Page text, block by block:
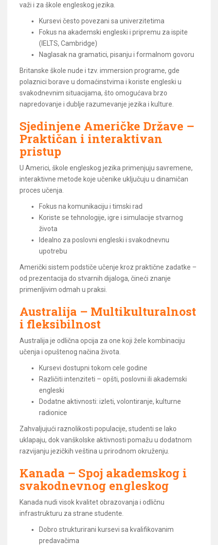
važi i za škole engleskog jezika.
Kursevi često povezani sa univerzitetima
Fokus na akademski engleski i pripremu za ispite
(IELTS, Cambridge)
Naglasak na gramatici, pisanju i formalnom govoru
Britanske škole nude i tzv. immersion programe, gde
polaznici borave u domaćinstvima i koriste engleski u
svakodnevnim situacijama, što omogućava brzo
napredovanje i dublje razumevanje jezika i kulture.
Sjedinjene Američke Države –
Praktičan i interaktivan
pristup
U Americi, škole engleskog jezika primenjuju savremene,
interaktivne metode koje učenike uključuju u dinamičan
proces učenja.
Fokus na komunikaciju i timski rad
Koriste se tehnologije, igre i simulacije stvarnog
života
Idealno za poslovni engleski i svakodnevnu
upotrebu
Američki sistem podstiče učenje kroz praktične zadatke –
od prezentacija do stvarnih dijaloga, čineći znanje
primenljivim odmah u praksi.
Australija – Multikulturalnost
i fleksibilnost
Australija je odlična opcija za one koji žele kombinaciju
učenja i opuštenog načina života.
Kursevi dostupni tokom cele godine
Različiti intenziteti – opšti, poslovni ili akademski
engleski
Dodatne aktivnosti: izleti, volontiranje, kulturne
radionice
Zahvaljujući raznolikosti populacije, studenti se lako
uklapaju, dok vanškolske aktivnosti pomažu u dodatnom
razvijanju jezičkih veština u prirodnom okruženju.
Kanada – Spoj akademskog i
svakodnevnog engleskog
Kanada nudi visok kvalitet obrazovanja i odličnu
infrastrukturu za strane studente.
Dobro strukturirani kursevi sa kvalifikovanim
predavačima